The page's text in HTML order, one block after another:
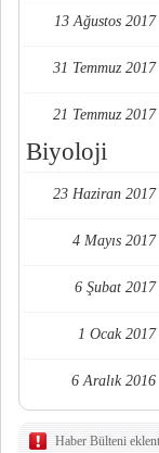
13 Ağustos 2017
31 Temmuz 2017
21 Temmuz 2017
Biyoloji
23 Haziran 2017
4 Mayıs 2017
6 Şubat 2017
1 Ocak 2017
6 Aralık 2016
Haber Bülteni